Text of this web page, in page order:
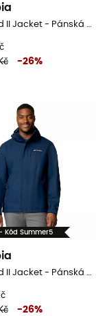
Hikebound II Jacket - Pánská nepromokavá bunda
-26%
Kód Summer5
Hikebound II Jacket - Pánská nepromokavá bunda
-26%